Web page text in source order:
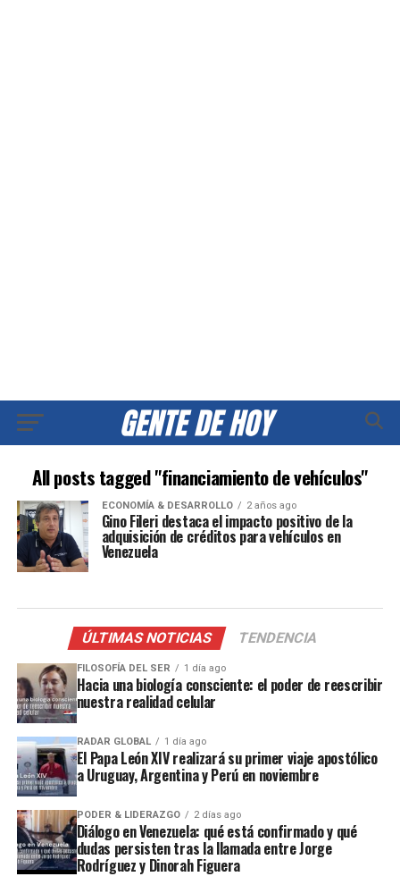
All posts tagged "financiamiento de vehículos"
ECONOMÍA & DESARROLLO 2 años ago
Gino Fileri destaca el impacto positivo de la
adquisición de créditos para vehículos en
Venezuela
ÚLTIMAS NOTICIAS TENDENCIA
FILOSOFÍA DEL SER 1 día ago
Hacia una biología consciente: el poder de reescribir
nuestra realidad celular
RADAR GLOBAL 1 día ago
El Papa León XIV realizará su primer viaje apostólico
a Uruguay, Argentina y Perú en noviembre
PODER & LIDERAZGO 2 días ago
Diálogo en Venezuela: qué está confirmado y qué
dudas persisten tras la llamada entre Jorge
Rodríguez y Dinorah Figuera